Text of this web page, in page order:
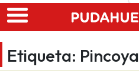
Skip to main content
Etiqueta: Pincoya